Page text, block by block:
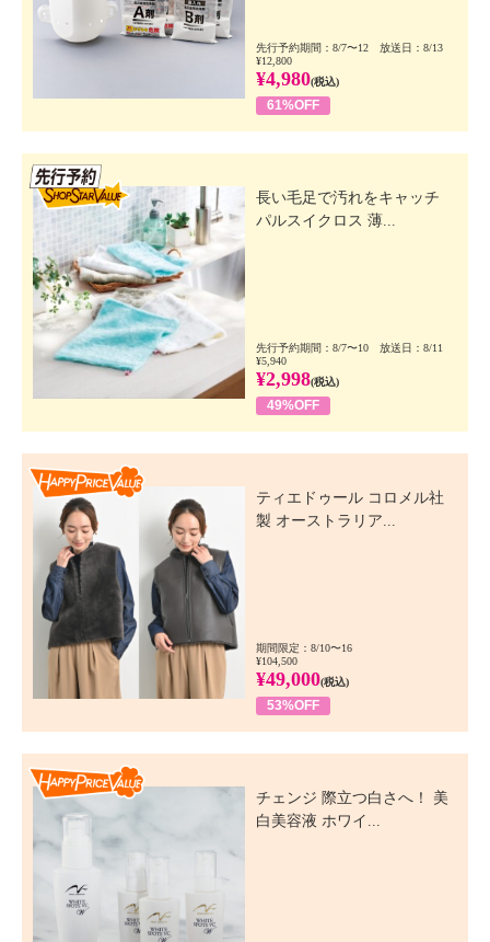
先行予約期間：8/7〜12 放送日：8/13
¥12,800
¥4,980(税込)
61%OFF
長い毛足で汚れをキャッチ
パルスイクロス 薄...
先行予約期間：8/7〜10 放送日：8/11
¥5,940
¥2,998(税込)
49%OFF
ティエドゥール コロメル社
製 オーストラリア...
期間限定：8/10〜16
¥104,500
¥49,000(税込)
53%OFF
チェンジ 際立つ白さへ！ 美
白美容液 ホワイ...